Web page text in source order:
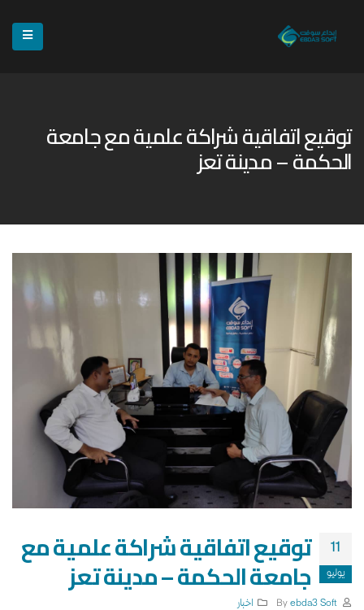
توقيع اتفاقية شراكة علمية مع جامعة
الحكمة – مدينة تعز
11
يوليو
توقيع اتفاقية شراكة علمية مع
جامعة الحكمة – مدينة تعز
ebda3 Soft
اخبار